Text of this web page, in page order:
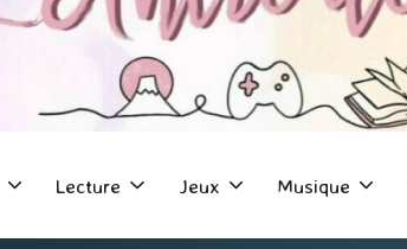
Lecture Jeux Musique